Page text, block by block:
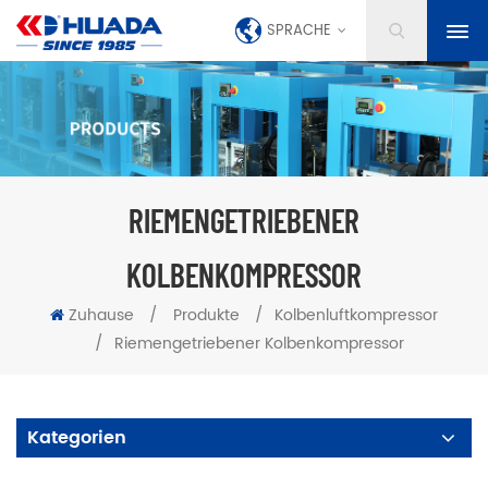
SPRACHE
RIEMENGETRIEBENER
KOLBENKOMPRESSOR
Zuhause / Produkte / Kolbenluftkompressor
/ Riemengetriebener Kolbenkompressor
Kategorien